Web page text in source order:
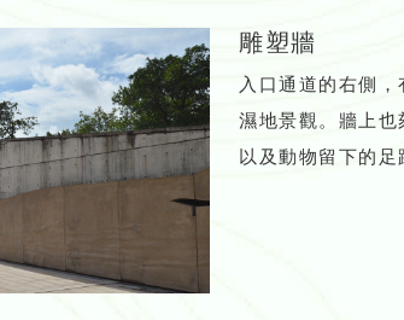
雕塑牆
入口通道的右側
濕地景觀。牆上
以及動物留下的足